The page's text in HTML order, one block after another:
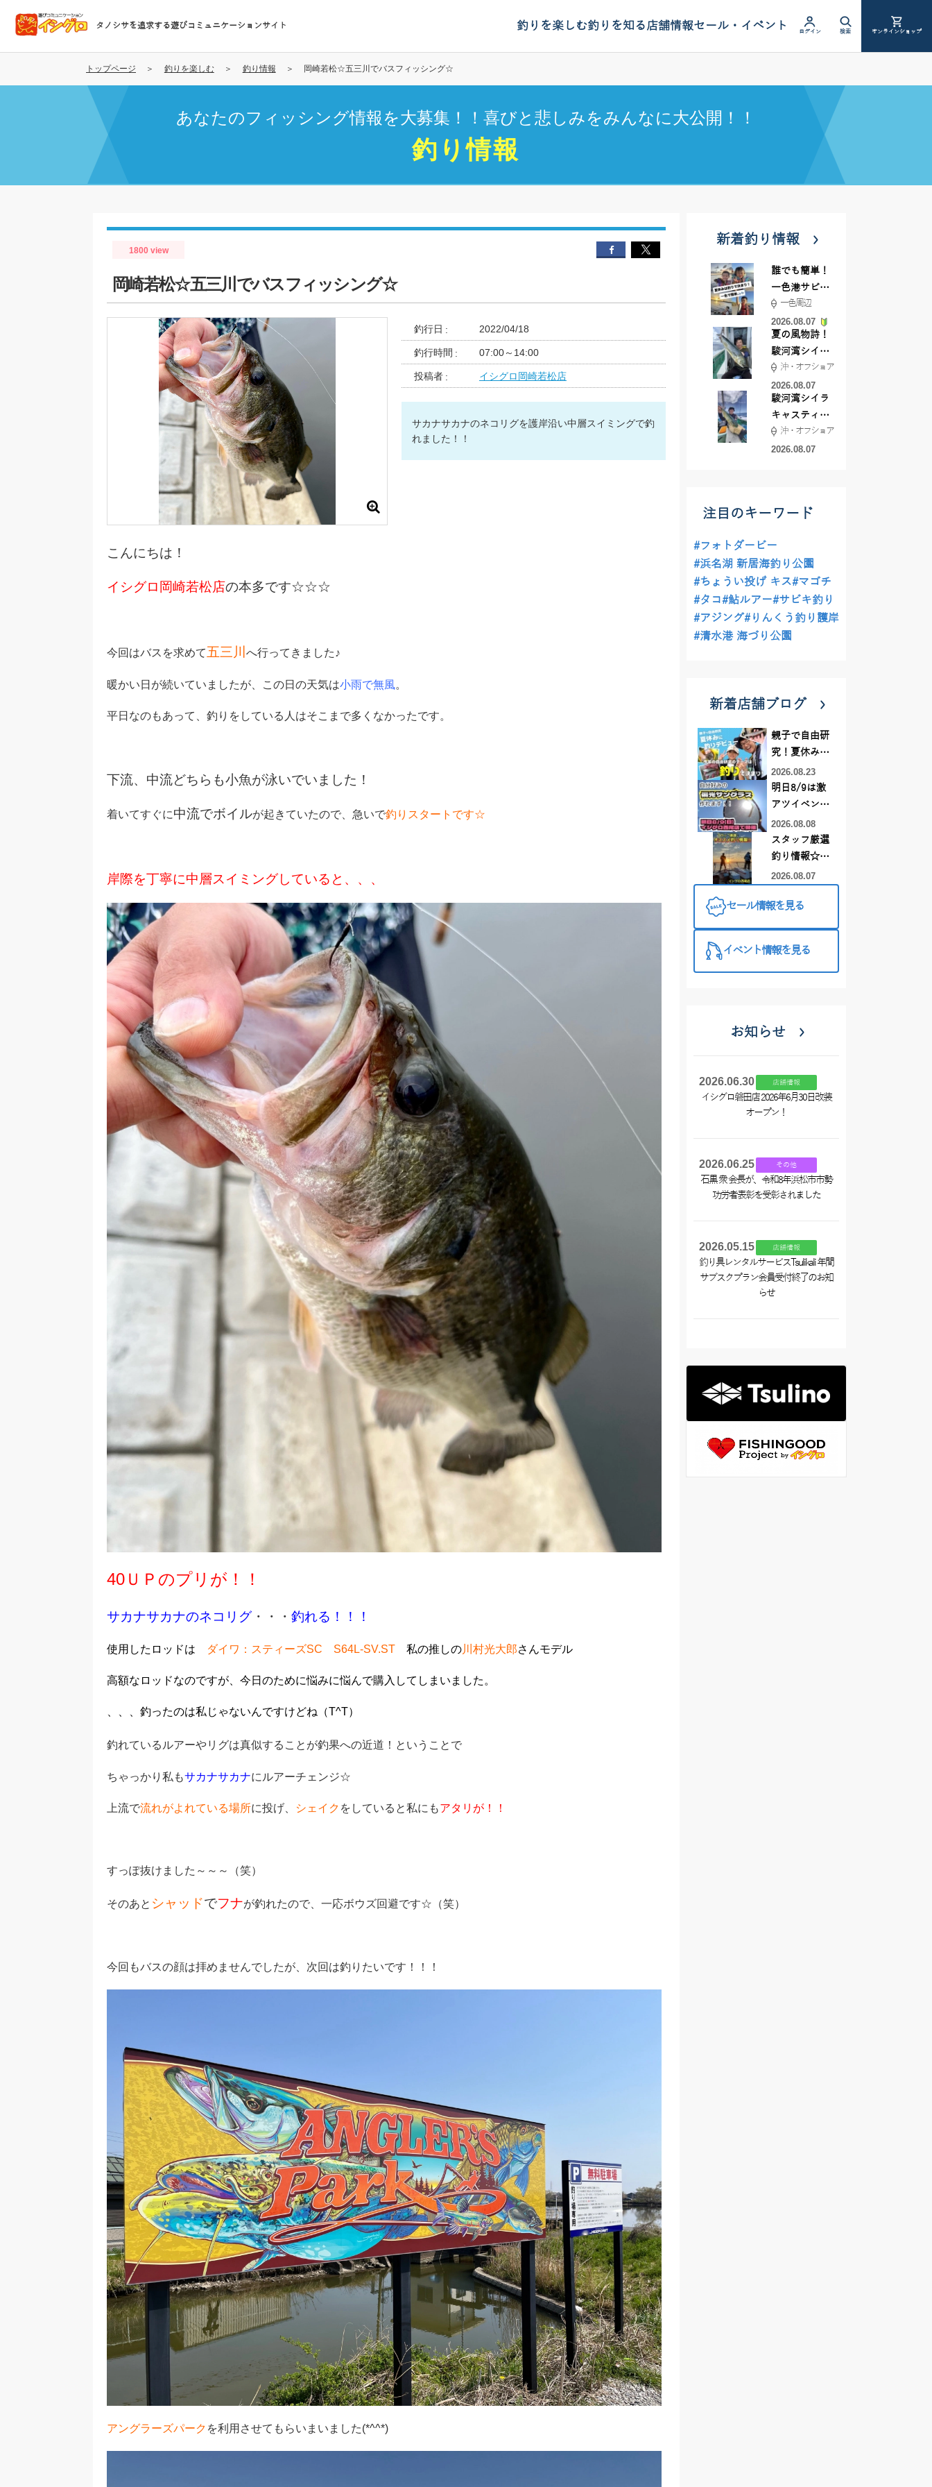
コ
テ
タノシサを追求する遊びコミュニケーションサイト 釣りを楽しむ釣りを知る店舗情報セール・イベント ログイン 検索 オンラインショップ
トップページ 釣りを楽しむ 釣り情報 岡崎若松☆五三川でバスフィッシング☆
あなたのフィッシング情報を大募集！！喜びと悲しみをみんなに大公開！！
釣り情報
1800 view
岡崎若松☆五三川でバスフィッシング☆
釣行日 2022/04/18
釣行時間 07:00～14:00
投稿者 イシグロ岡崎若松店
サカナサカナのネコリグを護岸沿い中層スイミングで釣
れました！！
こんにちは！
イシグロ岡崎若松店の本多です☆☆☆
今回はバスを求めて五三川 へ行ってきました♪
暖かい日が続いていましたが、この日の天気は小雨で無風。
平日なのもあって、釣りをしている人はそこまで多くなかったです。
下流、中流どちらも小魚が泳いでいました！
着いてすぐに中流でボイルが起きていたので、急いで釣りスタートです☆
岸際を丁寧に中層スイミングしていると、、、
40ＵＰのプリが！！
サカナサカナのネコリグ・・・ 釣れる！！！
使用したロッドは ダイワ：スティーズSC S64L-SV.ST 私の推しの川村光大郎さんモデル
高額なロッドなのですが、今日のために悩みに悩んで購入してしまいました。
、、、釣ったのは私じゃないんですけどね（T^T）
釣れているルアーやリグは真似することが釣果への近道！ということで
ちゃっかり私もサカナサカナにルアーチェンジ☆
上流で流れがよれている場所に投げ、 シェイク をしていると私にもアタリが！！
すっぽ抜けました～～～（笑）
そのあと シャッドでフナが釣れたので、一応ボウズ回避です☆（笑）
今回もバスの顔は拝めませんでしたが、次回は釣りたいです！！！
アングラーズパーク を利用させてもらいまいました(*^^*)
新着釣り情報
誰でも簡単！
一色港サビキ
＆ちょい投げ
一色周辺
2026.08.07
夏の風物詩！
駿河湾シイラ
キャスティン
グ行ってきま
した！！
沖・オフショア
2026.08.07
駿河湾シイラ
キャスティン
グ行ってきま
した！
沖・オフショア
2026.08.07
注目のキーワード
#フォトダービー
#浜名湖 新居海釣り公園
#ちょうい投げ キス#マゴチ
#タコ#鮎ルアー#サビキ釣り
#アジング#りんくう釣り護岸
#清水港 海づり公園
新着店舗ブログ
親子で自由研
究！夏休みに
釣りデビュー
2026.08.23
明日8/9は激
アツイベント
日！！！～オ
ーダー偏光グ
ラス受注会～
2026.08.08
スタッフ厳選
釣り情報☆彡
連休は何釣り
♪【イシグロ
2026.08.07
セール情報を見る
イベント情報を見る
お知らせ
2026.06.30 店舗情報
イシグロ磐田店 2026年6月30日改装
オープン！
2026.06.25 その他
石黒 衆 会長が、令和8年浜松市市勢
功労者表彰を受彰されました
2026.05.15 店舗情報
釣り具レンタルサービスTsulikali 年間
サブスクプラン会員受付終了のお知
らせ